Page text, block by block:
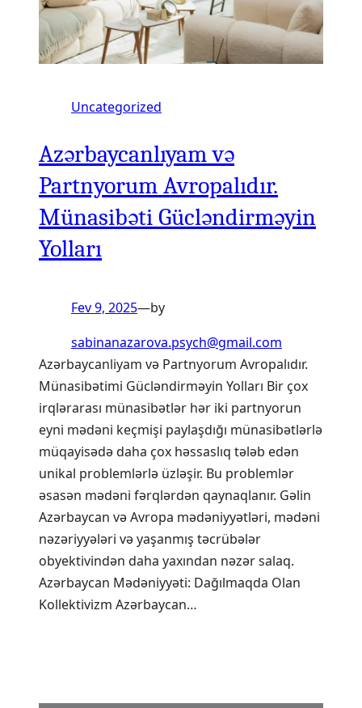
Uncategorized
Azərbaycanlıyam və
Partnyorum Avropalıdır.
Münasibəti Gücləndirməyin
Yolları
Fev 9, 2025—by
sabinanazarova.psych@gmail.com
Azərbaycanliyam və Partnyorum Avropalıdır.
Münasibətimi Gücləndirməyin Yolları Bir çox
irqlərarası münasibətlər hər iki partnyorun
eyni mədəni keçmişi paylaşdığı münasibətlərlə
müqayisədə daha çox həssaslıq tələb edən
unikal problemlərlə üzləşir. Bu problemlər
əsasən mədəni fərqlərdən qaynaqlanır. Gəlin
Azərbaycan və Avropa mədəniyyətləri, mədəni
nəzəriyyələri və yaşanmış təcrübələr
obyektivindən daha yaxından nəzər salaq.
Azərbaycan Mədəniyyəti: Dağılmaqda Olan
Kollektivizm Azərbaycan…